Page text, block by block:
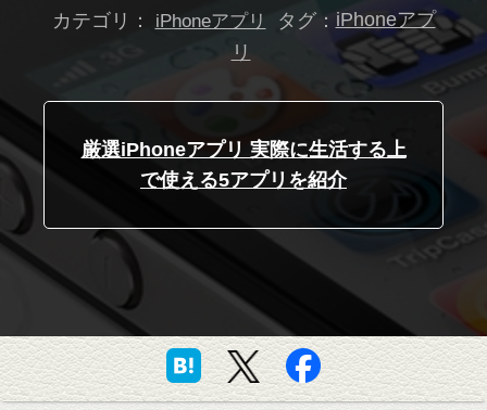
カテゴリ： iPhoneアプリ タグ： iPhoneアプ
リ
厳選iPhoneアプリ 実際に生活する上
で使える5アプリを紹介